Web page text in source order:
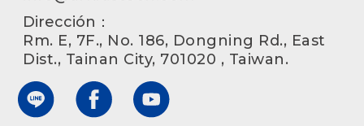
Dirección：
Rm. E, 7F., No. 186, Dongning Rd., East
Dist., Tainan City, 701020 , Taiwan.